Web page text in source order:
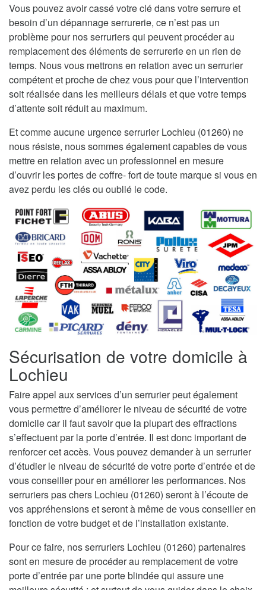
Vous pouvez avoir cassé votre clé dans votre serrure et
besoin d’un dépannage serrurerie, ce n’est pas un
problème pour nos serruriers qui peuvent procéder au
remplacement des éléments de serrurerie en un rien de
temps. Nous vous mettrons en relation avec un serrurier
compétent et proche de chez vous pour que l’intervention
soit réalisée dans les meilleurs délais et que votre temps
d’attente soit réduit au maximum.
Et comme aucune urgence serrurier Lochieu (01260) ne
nous résiste, nous sommes également capables de vous
mettre en relation avec un professionnel en mesure
d’ouvrir les portes de coffre- fort de toute marque si vous en
avez perdu les clés ou oublié le code.
Sécurisation de votre domicile à
Lochieu
Faire appel aux services d’un serrurier peut également
vous permettre d’améliorer le niveau de sécurité de votre
domicile car il faut savoir que la plupart des effractions
s’effectuent par la porte d’entrée. Il est donc important de
renforcer cet accès. Vous pouvez demander à un serrurier
d’étudier le niveau de sécurité de votre porte d’entrée et de
vous conseiller pour en améliorer les performances. Nos
serruriers pas chers Lochieu (01260) seront à l’écoute de
vos appréhensions et seront à même de vous conseiller en
fonction de votre budget et de l’installation existante.
Pour ce faire, nos serruriers Lochieu (01260) partenaires
sont en mesure de procéder au remplacement de votre
porte d’entrée par une porte blindée qui assure une